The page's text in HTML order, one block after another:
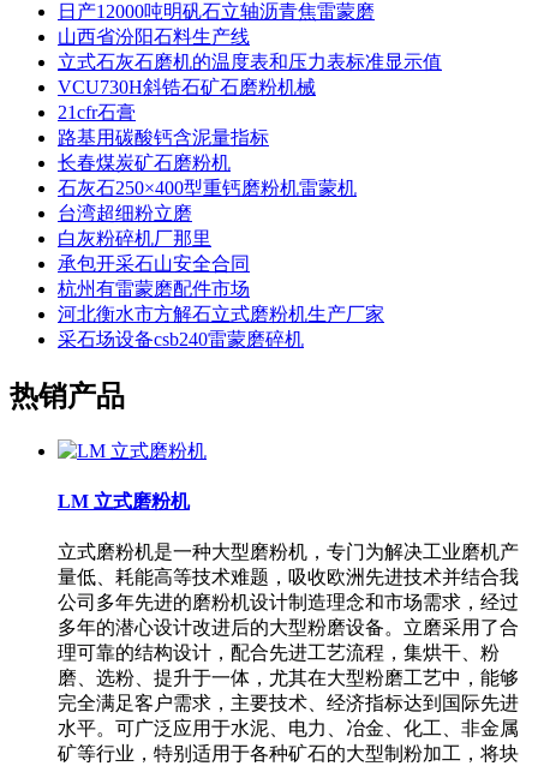
日产12000吨明矾石立轴沥青焦雷蒙磨
山西省汾阳石料生产线
立式石灰石磨机的温度表和压力表标准显示值
VCU730H斜锆石矿石磨粉机械
21cfr石膏
路基用碳酸钙含泥量指标
长春煤炭矿石磨粉机
石灰石250×400型重钙磨粉机雷蒙机
台湾超细粉立磨
白灰粉碎机厂那里
承包开采石山安全合同
杭州有雷蒙磨配件市场
河北衡水市方解石立式磨粉机生产厂家
采石场设备csb240雷蒙磨碎机
热销产品
LM 立式磨粉机
立式磨粉机是一种大型磨粉机，专门为解决工业磨机产
量低、耗能高等技术难题，吸收欧洲先进技术并结合我
公司多年先进的磨粉机设计制造理念和市场需求，经过
多年的潜心设计改进后的大型粉磨设备。立磨采用了合
理可靠的结构设计，配合先进工艺流程，集烘干、粉
磨、选粉、提升于一体，尤其在大型粉磨工艺中，能够
完全满足客户需求，主要技术、经济指标达到国际先进
水平。可广泛应用于水泥、电力、冶金、化工、非金属
矿等行业，特别适用于各种矿石的大型制粉加工，将块